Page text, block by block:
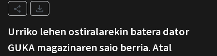
Urriko lehen ostiralarekin batera dator
GUKA magazinaren saio berria. Atal